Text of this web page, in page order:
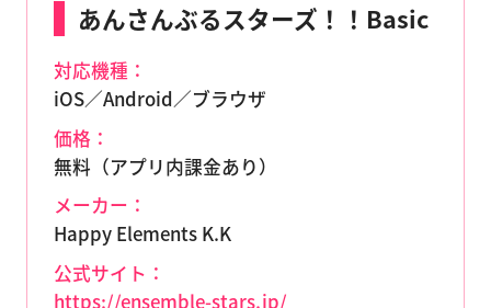
あんさんぶるスターズ！！Basic
対応機種：
iOS／Android／ブラウザ
価格：
無料（アプリ内課金あり）
メーカー：
Happy Elements K.K
公式サイト：
https://ensemble-stars.jp/